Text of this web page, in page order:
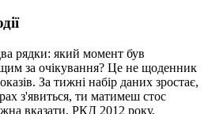
рядки: який момент був
за очікування? Це не щоденник
За тижні набір даних зростає,
з'явиться, ти матимеш стос
вказати. РКД 2012 року,